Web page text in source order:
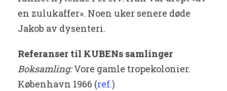
en zulukaffer». Noen uker senere døde
Jakob av dysenteri.
Referanser til KUBENs samlinger
Boksamling:Vore gamle tropekolonier.
København 1966 (ref.)